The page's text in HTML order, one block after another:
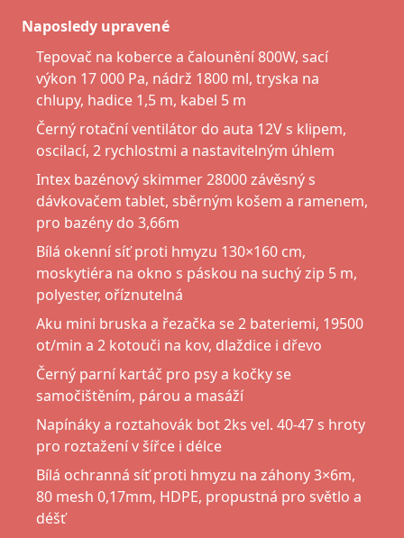
Naposledy upravené
Tepovač na koberce a čalounění 800W, sací
výkon 17 000 Pa, nádrž 1800 ml, tryska na
chlupy, hadice 1,5 m, kabel 5 m
Černý rotační ventilátor do auta 12V s klipem,
oscilací, 2 rychlostmi a nastavitelným úhlem
Intex bazénový skimmer 28000 závěsný s
dávkovačem tablet, sběrným košem a ramenem,
pro bazény do 3,66m
Bílá okenní síť proti hmyzu 130×160 cm,
moskytiéra na okno s páskou na suchý zip 5 m,
polyester, oříznutelná
Aku mini bruska a řezačka se 2 bateriemi, 19500
ot/min a 2 kotouči na kov, dlaždice i dřevo
Černý parní kartáč pro psy a kočky se
samočištěním, párou a masáží
Napínáky a roztahovák bot 2ks vel. 40-47 s hroty
pro roztažení v šířce i délce
Bílá ochranná síť proti hmyzu na záhony 3×6m,
80 mesh 0,17mm, HDPE, propustná pro světlo a
déšť